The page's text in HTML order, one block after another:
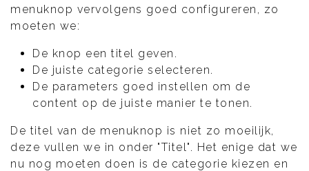
menuknop vervolgens goed configureren, zo
moeten we:
De knop een titel geven.
De juiste categorie selecteren.
De parameters goed instellen om de
content op de juiste manier te tonen.
De titel van de menuknop is niet zo moeilijk,
deze vullen we in onder "Titel". Het enige dat we
nu nog moeten doen is de categorie kiezen en